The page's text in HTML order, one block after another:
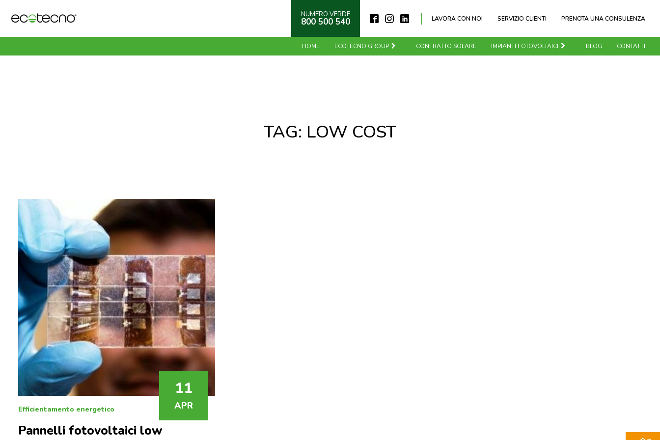
NUMERO VERDE
800 500 540 LAVORA CON NOI SERVIZIO CLIENTI PRENOTA UNA CONSULENZA
HOME ECOTECNO GROUP CONTRATTO SOLARE IMPIANTI FOTOVOLTAICI BLOG CONTATTI
TAG: LOW COST
11
APR
Efficientamento energetico
Pannelli fotovoltaici low